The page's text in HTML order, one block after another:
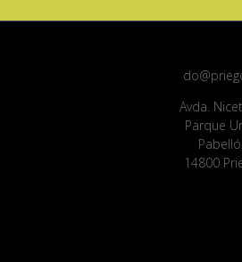
Avda.
Parque
14800